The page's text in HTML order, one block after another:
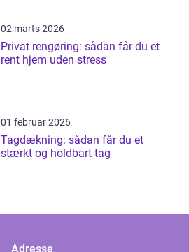
02 marts 2026
Privat rengøring: sådan får du et
rent hjem uden stress
01 februar 2026
Tagdækning: sådan får du et
stærkt og holdbart tag
Adresse